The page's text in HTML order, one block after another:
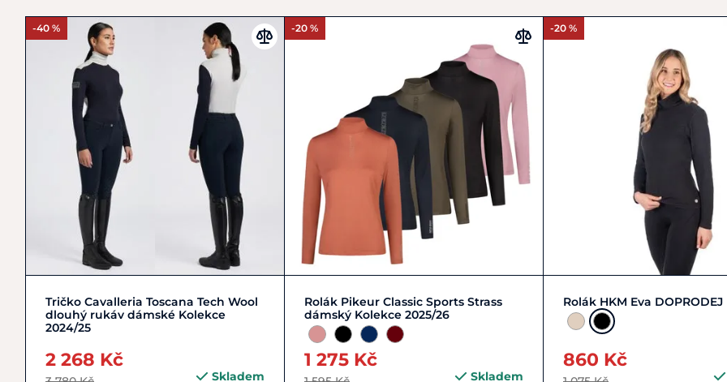
-40 %
L/40 M/38
Tričko Cavalleria Toscana Tech Wool
dlouhý rukáv dámské Kolekce
2024/25
2 268 Kč
Skladem
-20 %
L/40 M/38 S/36 XL/42 + 2
Rolák Pikeur Classic Sports Strass
dámský Kolekce 2025/26
1 275 Kč
Skladem
-20 %
L/40 M/38 S/36 XL/
Rolák HKM Eva DOPRODEJ
860 Kč